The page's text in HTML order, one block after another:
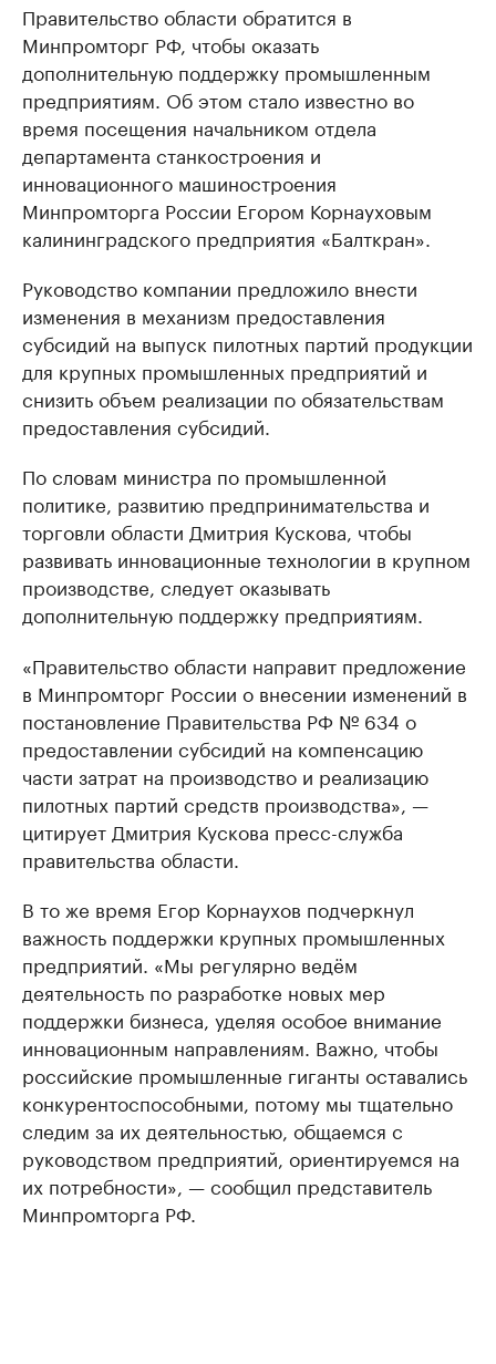
Правительство области обратится в
Минпромторг РФ, чтобы оказать
дополнительную поддержку промышленным
предприятиям. Об этом стало известно во
время посещения начальником отдела
департамента станкостроения и
инновационного машиностроения
Минпромторга России Егором Корнауховым
калининградского предприятия «Балткран».
Руководство компании предложило внести
изменения в механизм предоставления
субсидий на выпуск пилотных партий продукции
для крупных промышленных предприятий и
снизить объем реализации по обязательствам
предоставления субсидий.
По словам министра по промышленной
политике, развитию предпринимательства и
торговли области Дмитрия Кускова, чтобы
развивать инновационные технологии в крупном
производстве, следует оказывать
дополнительную поддержку предприятиям.
«Правительство области направит предложение
в Минпромторг России о внесении изменений в
постановление Правительства РФ № 634 о
предоставлении субсидий на компенсацию
части затрат на производство и реализацию
пилотных партий средств производства», —
цитирует Дмитрия Кускова пресс-служба
правительства области.
В то же время Егор Корнаухов подчеркнул
важность поддержки крупных промышленных
предприятий. «Мы регулярно ведём
деятельность по разработке новых мер
поддержки бизнеса, уделяя особое внимание
инновационным направлениям. Важно, чтобы
российские промышленные гиганты оставались
конкурентоспособными, потому мы тщательно
следим за их деятельностью, общаемся с
руководством предприятий, ориентируемся на
их потребности», — сообщил представитель
Минпромторга РФ.